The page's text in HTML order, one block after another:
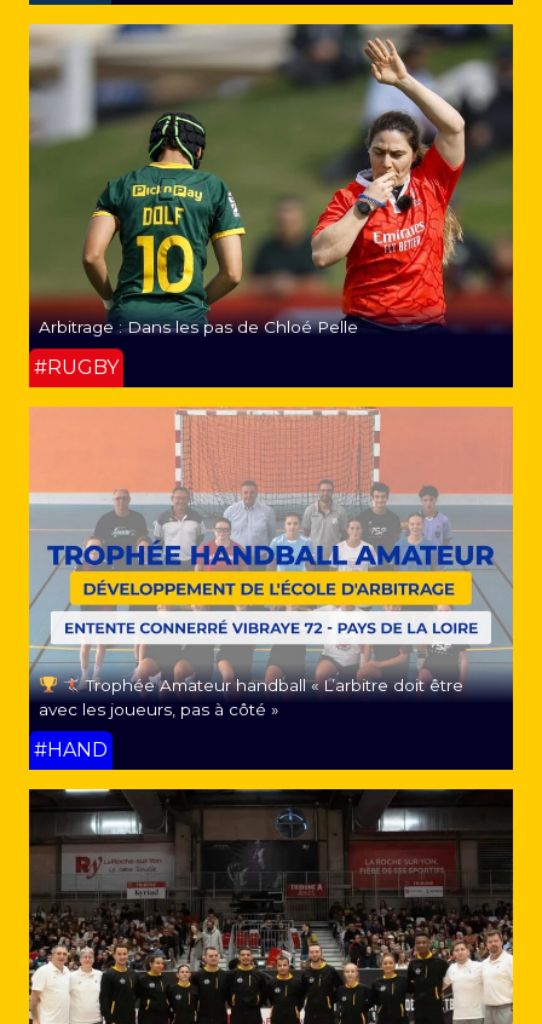
Arbitrage : Dans les pas de Chloé Pelle
#RUGBY
Trophée Amateur handball « L’arbitre doit être
avec les joueurs, pas à côté »
#HAND